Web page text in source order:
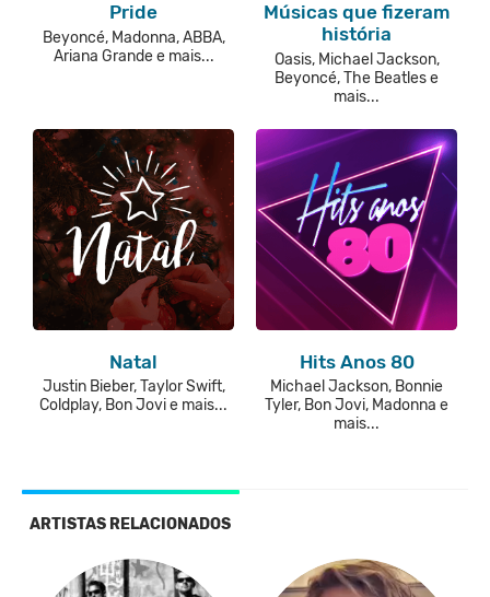
Pride
Beyoncé, Madonna, ABBA,
Ariana Grande e mais...
Músicas que fizeram
história
Oasis, Michael Jackson,
Beyoncé, The Beatles e
mais...
Natal
Justin Bieber, Taylor Swift,
Coldplay, Bon Jovi e mais...
Hits Anos 80
Michael Jackson, Bonnie
Tyler, Bon Jovi, Madonna e
mais...
ARTISTAS RELACIONADOS